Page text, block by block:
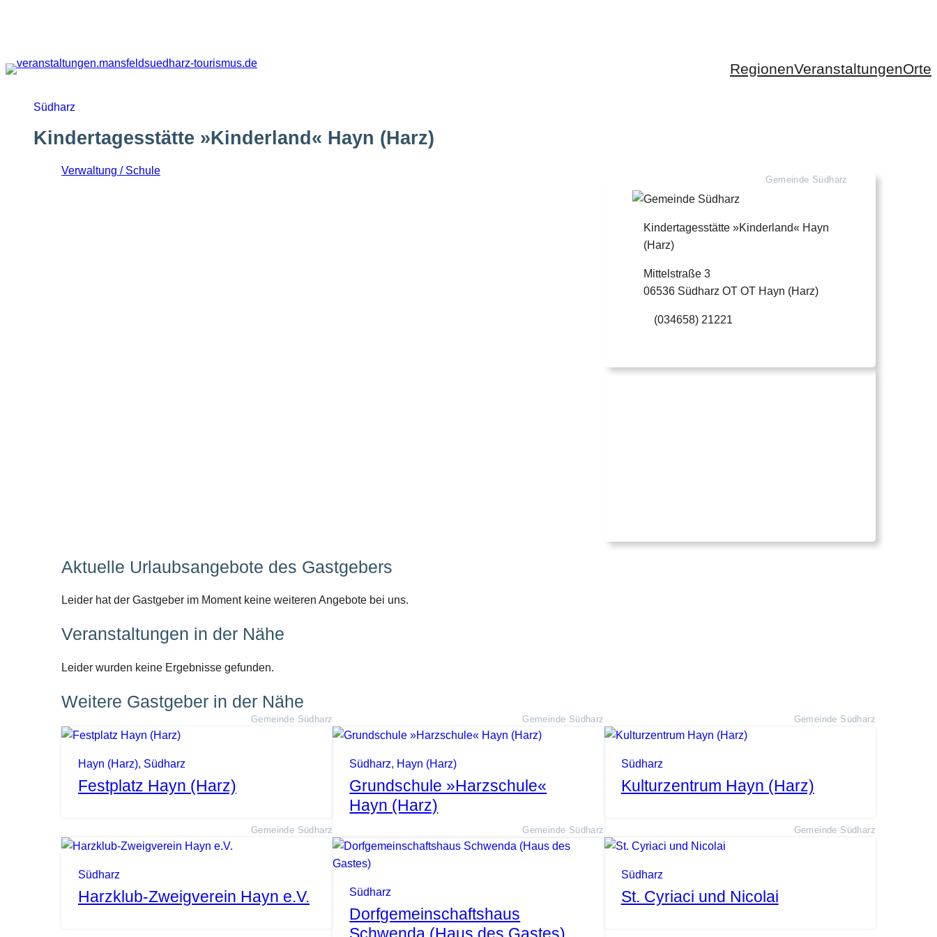
RegionenVeranstaltungenOrte
Südharz
Kindertagesstätte »Kinderland« Hayn (Harz)
Verwaltung / Schule
Gemeinde Südharz
Kindertagesstätte »Kinderland« Hayn
(Harz)
Mittelstraße 3
06536 Südharz OT OT Hayn (Harz)
(034658) 21221
Aktuelle Urlaubsangebote des Gastgebers
Leider hat der Gastgeber im Moment keine weiteren Angebote bei uns.
Veranstaltungen in der Nähe
Leider wurden keine Ergebnisse gefunden.
Weitere Gastgeber in der Nähe
Gemeinde Südharz
Hayn (Harz), Südharz
Festplatz Hayn (Harz)
Gemeinde Südharz
Südharz, Hayn (Harz)
Grundschule »Harzschule«
Hayn (Harz)
Gemeinde Südharz
Südharz
Kulturzentrum Hayn (Harz)
Gemeinde Südharz
Südharz
Harzklub-Zweigverein Hayn e.V.
Gemeinde Südharz
Südharz
Dorfgemeinschaftshaus
Schwenda (Haus des Gastes)
Gemeinde Südharz
Südharz
St. Cyriaci und Nicolai